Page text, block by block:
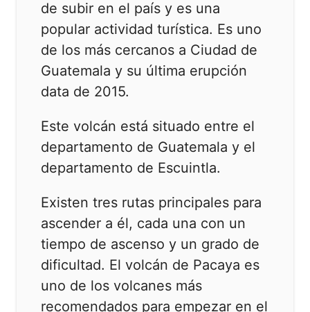
de subir en el país y es una
popular actividad turística. Es uno
de los más cercanos a Ciudad de
Guatemala y su última erupción
data de 2015.
Este volcán está situado entre el
departamento de Guatemala y el
departamento de Escuintla.
Existen tres rutas principales para
ascender a él, cada una con un
tiempo de ascenso y un grado de
dificultad. El volcán de Pacaya es
uno de los volcanes más
recomendados para empezar en el